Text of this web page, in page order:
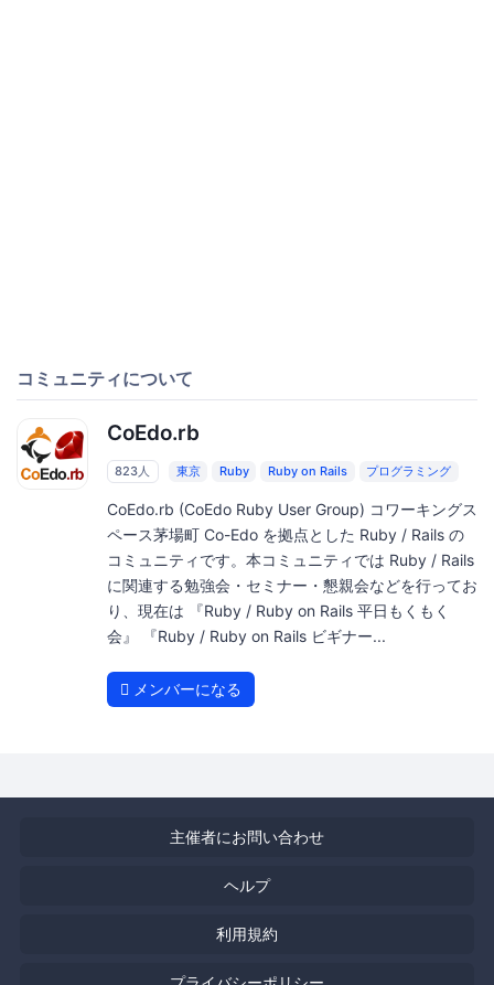
コミュニティについて
CoEdo.rb
823人 東京 Ruby Ruby on Rails プログラミング
CoEdo.rb (CoEdo Ruby User Group) コワーキングス
ペース茅場町 Co-Edo を拠点とした Ruby / Rails の
コミュニティです。本コミュニティでは Ruby / Rails
に関連する勉強会・セミナー・懇親会などを行ってお
り、現在は 『Ruby / Ruby on Rails 平日もくもく
会』 『Ruby / Ruby on Rails ビギナー...
メンバーになる
主催者にお問い合わせ
ヘルプ
利用規約